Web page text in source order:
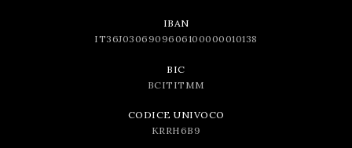
IBAN
IT36J0306909606100000010138
BIC
BCITITMM
CODICE UNIVOCO
KRRH6B9